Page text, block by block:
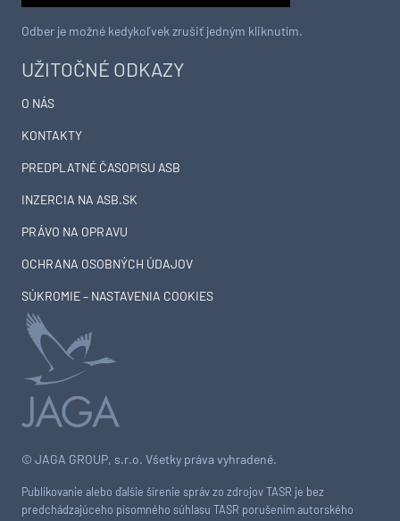
© JAGA GROUP, s.r.o. Všetky práva vyhradené.
Publikovanie alebo ďalšie šírenie správ zo zdrojov TASR je bez
predchádzajúceho písomného súhlasu TASR porušením autorského
UŽITOČNÉ ODKAZY
O NÁS
KONTAKTY
PREDPLATNÉ ČASOPISU ASB
INZERCIA NA ASB.SK
PRÁVO NA OPRAVU
OCHRANA OSOBNÝCH ÚDAJOV
SÚKROMIE – NASTAVENIA COOKIES
Odber je možné kedykoľvek zrušiť jedným kliknutím.